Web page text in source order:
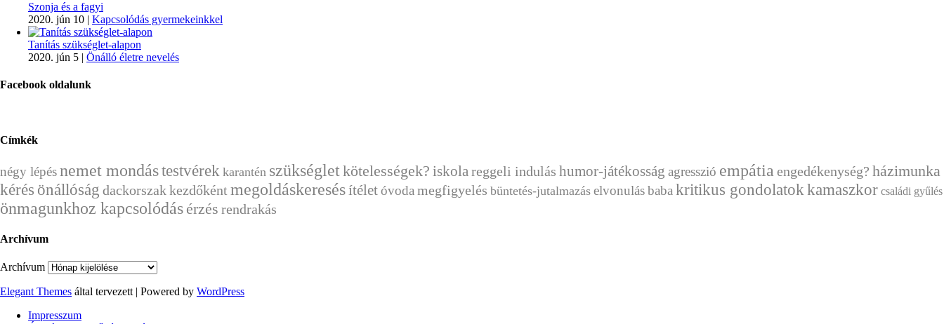
Szonja és a fagyi
2020. jún 10 | Kapcsolódás gyermekeinkkel
Tanítás szükséglet-alapon
2020. jún 5 | Önálló életre nevelés
Facebook oldalunk
Címkék
négy lépésnemet mondástestvérek karantén szükségletkötelességek? iskola reggeli indulás humor-játékosság agresszió empátia engedékenység? házimunka
kérés önállóság dackorszakkezdőként megoldáskeresésítéletóvoda megfigyelés büntetés-jutalmazás elvonulásbaba kritikus gondolatokkamaszkor családi gyűlés
önmagunkhoz kapcsolódás érzés rendrakás
Archívum
Archívum
Elegant Themes által tervezett | Powered by WordPress
Impresszum